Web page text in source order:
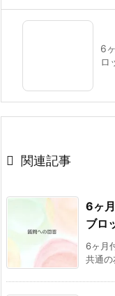
6
ロ
 関連記事
6ヶ
ブロ
6ヶ月
共通